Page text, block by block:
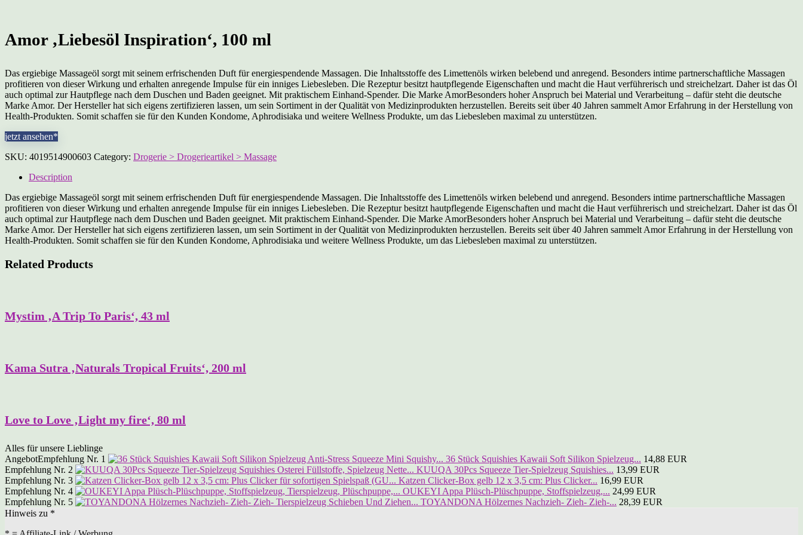
Amor ‚Liebesöl Inspiration‘, 100 ml
Das ergiebige Massageöl sorgt mit seinem erfrischenden Duft für energiespendende Massagen. Die Inhaltsstoffe des Limettenöls wirken belebend und anregend. Besonders intime partnerschaftliche Massagen
profitieren von dieser Wirkung und erhalten anregende Impulse für ein inniges Liebesleben. Die Rezeptur besitzt hautpflegende Eigenschaften und macht die Haut verführerisch und streichelzart. Daher ist das Öl
auch optimal zur Hautpflege nach dem Duschen und Baden geeignet. Mit praktischem Einhand-Spender. Die Marke AmorBesonders hoher Anspruch bei Material und Verarbeitung – dafür steht die deutsche
Marke Amor. Der Hersteller hat sich eigens zertifizieren lassen, um sein Sortiment in der Qualität von Medizinprodukten herzustellen. Bereits seit über 40 Jahren sammelt Amor Erfahrung in der Herstellung von
Health-Produkten. Somit schaffen sie für den Kunden Kondome, Aphrodisiaka und weitere Wellness Produkte, um das Liebesleben maximal zu unterstützen.
jetzt ansehen*
SKU: 4019514900603 Category: Drogerie > Drogerieartikel > Massage
Description
Das ergiebige Massageöl sorgt mit seinem erfrischenden Duft für energiespendende Massagen. Die Inhaltsstoffe des Limettenöls wirken belebend und anregend. Besonders intime partnerschaftliche Massagen
profitieren von dieser Wirkung und erhalten anregende Impulse für ein inniges Liebesleben. Die Rezeptur besitzt hautpflegende Eigenschaften und macht die Haut verführerisch und streichelzart. Daher ist das Öl
auch optimal zur Hautpflege nach dem Duschen und Baden geeignet. Mit praktischem Einhand-Spender. Die Marke AmorBesonders hoher Anspruch bei Material und Verarbeitung – dafür steht die deutsche
Marke Amor. Der Hersteller hat sich eigens zertifizieren lassen, um sein Sortiment in der Qualität von Medizinprodukten herzustellen. Bereits seit über 40 Jahren sammelt Amor Erfahrung in der Herstellung von
Health-Produkten. Somit schaffen sie für den Kunden Kondome, Aphrodisiaka und weitere Wellness Produkte, um das Liebesleben maximal zu unterstützen.
Related Products
Mystim ‚A Trip To Paris‘, 43 ml
Kama Sutra ‚Naturals Tropical Fruits‘, 200 ml
Love to Love ‚Light my fire‘, 80 ml
Alles für unsere Lieblinge
AngebotEmpfehlung Nr. 1 36 Stück Squishies Kawaii Soft Silikon Spielzeug... 14,88 EUR
Empfehlung Nr. 2
KUUQA 30Pcs Squeeze Tier-Spielzeug Squishies... 13,99 EUR
Empfehlung Nr. 3
Katzen Clicker-Box gelb 12 x 3,5 cm: Plus Clicker... 16,99 EUR
Empfehlung Nr. 4
OUKEYI Appa Plüsch-Plüschpuppe, Stoffspielzeug,... 24,99 EUR
Empfehlung Nr. 5
TOYANDONA Hölzernes Nachzieh- Zieh- Zieh-... 28,39 EUR
Hinweis zu *